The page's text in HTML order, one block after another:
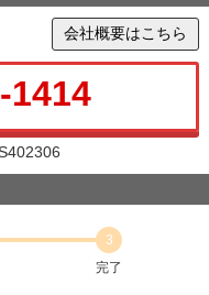
会社概要はこちら
1414
3
完了